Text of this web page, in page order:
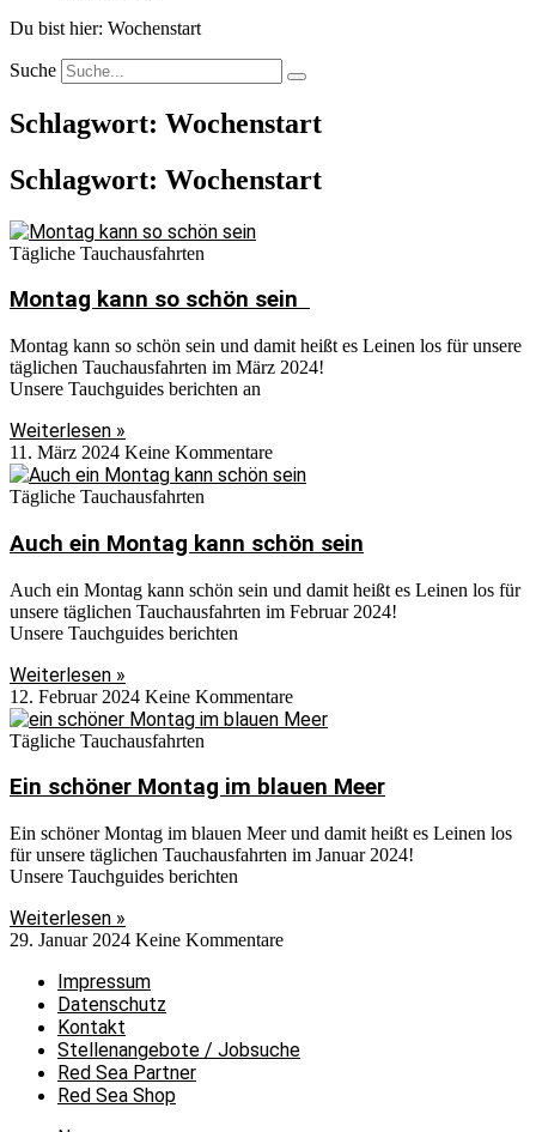
Du bist hier: Wochenstart
Suche
Schlagwort: Wochenstart
Schlagwort: Wochenstart
Tägliche Tauchausfahrten
Montag kann so schön sein
Montag kann so schön sein und damit heißt es Leinen los für unsere
täglichen Tauchausfahrten im März 2024!
Unsere Tauchguides berichten an
Weiterlesen »
11. März 2024 Keine Kommentare
Tägliche Tauchausfahrten
Auch ein Montag kann schön sein
Auch ein Montag kann schön sein und damit heißt es Leinen los für
unsere täglichen Tauchausfahrten im Februar 2024!
Unsere Tauchguides berichten
Weiterlesen »
12. Februar 2024 Keine Kommentare
Tägliche Tauchausfahrten
Ein schöner Montag im blauen Meer
Ein schöner Montag im blauen Meer und damit heißt es Leinen los
für unsere täglichen Tauchausfahrten im Januar 2024!
Unsere Tauchguides berichten
Weiterlesen »
29. Januar 2024 Keine Kommentare
Impressum
Datenschutz
Kontakt
Stellenangebote / Jobsuche
Red Sea Partner
Red Sea Shop